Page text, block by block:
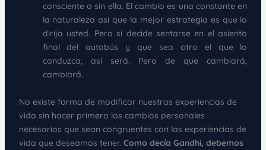
consciente o sin ella. El cambio es una constante en
la naturaleza así que la mejor estrategia es que lo
dirija usted. Pero si decide sentarse en el asiento
final del autobús y que sea otro el que lo
conduzca, así será. Pero de que cambiará,
cambiará.
No existe forma de modificar nuestras experiencias de
vida sin hacer primero los cambios personales
necesarios que sean congruentes con las experiencias de
vida que deseamos tener. Como decía Gandhi, debemos